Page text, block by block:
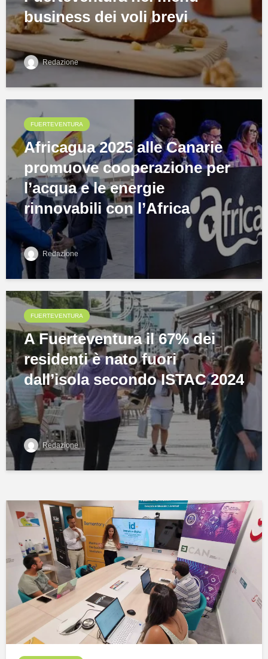
business dei voli brevi
Redazione
FUERTEVENTURA
Africagua 2025 alle Canarie
promuove cooperazione per
l’acqua e le energie
rinnovabili con l’Africa
Redazione
FUERTEVENTURA
A Fuerteventura il 67% dei
residenti è nato fuori
dall’isola secondo ISTAC 2024
Redazione